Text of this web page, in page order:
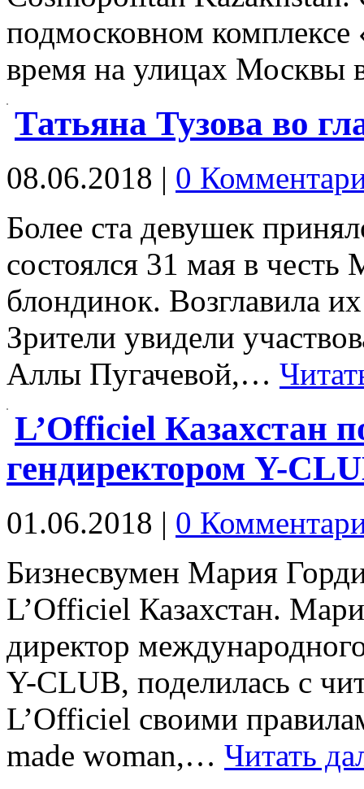
подмосковном
время на улицах
Татьяна Тузова во
08.06.2018 | 0
Более ста девушек
состоялся 31 мая в
блондинок. Возглавила
Зрители увидели
Аллы Пугачевой,…
L’Officiel Казахстан
гендиректором Y-
01.06.2018 | 0
Бизнесвумен Мария
L’Officiel Казахстан.
директор
Y-CLUB, поделилась с
L’Officiel своими
made woman,… Читать